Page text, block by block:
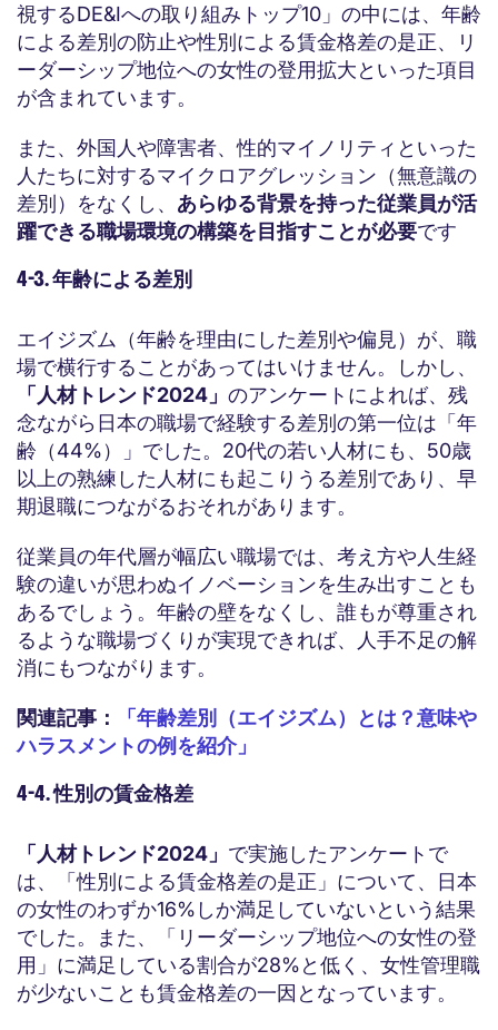
視するDE&Iへの取り組みトップ10」の中には、年齢
による差別の防止や性別による賃金格差の是正、リ
ーダーシップ地位への女性の登用拡大といった項目
が含まれています。
また、外国人や障害者、性的マイノリティといった
人たちに対するマイクロアグレッション（無意識の
差別）をなくし、 あらゆる背景を持った従業員が活
躍できる職場環境の構築を目指すことが必要です
4-3. 年齢による差別
エイジズム（年齢を理由にした差別や偏見）が、職
場で横行することがあってはいけません。しかし、
「人材トレンド2024」 のアンケートによれば、残
念ながら日本の職場で経験する差別の第一位は「年
齢（44%）」でした。20代の若い人材にも、50歳
以上の熟練した人材にも起こりうる差別であり、早
期退職につながるおそれがあります。
従業員の年代層が幅広い職場では、考え方や人生経
験の違いが思わぬイノベーションを生み出すことも
あるでしょう。年齢の壁をなくし、誰もが尊重され
るような職場づくりが実現できれば、人手不足の解
消にもつながります。
関連記事：
「年齢差別（エイジズム）とは？意味や
ハラスメントの例を紹介」
4-4. 性別の賃金格差
「人材トレンド2024」 で実施したアンケートで
は、「性別による賃金格差の是正」について、日本
の女性のわずか16%しか満足していないという結果
でした。また、「リーダーシップ地位への女性の登
用」に満足している割合が28%と低く、女性管理職
が少ないことも賃金格差の一因となっています。